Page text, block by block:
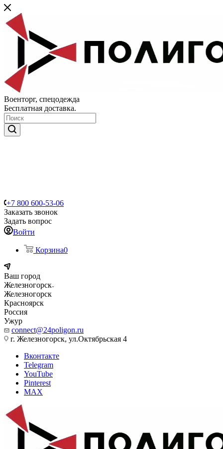
Военторг, спецодежда
Бесплатная доставка.
+7 800 600-53-06
Заказать звонок
Задать вопрос
Войти
Корзина0
Ваш город
Железногорск
Железногорск
Красноярск
Россия
Ужур
connect@24poligon.ru
г. Железногорск, ул.Октябрьская 4
Вконтакте
Telegram
YouTube
Pinterest
MAX